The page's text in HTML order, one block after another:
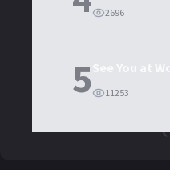
2696
5 11253